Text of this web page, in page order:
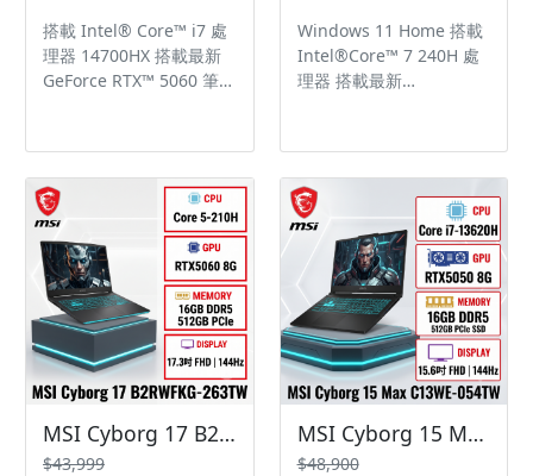
144Hz更新率, 100%
sRGB色域範圍, IPS電競等
級面板 支援 PD 3.0 快
搭載 Intel® Core™ i7 處
理器 14700HX 搭載最新
GeForce RTX™ 5060 筆記
240Hz更新率, 100%
sRGB, IPS等級電競面板
獨立顯卡模式 (MUX設計)
將GPU效能推升至全新境
界 獨家Cooler Boost 5 高
效散熱技術 獨家微星AI智
慧引擎提供AI運算體驗
MSI App Player 軟體，用
電競筆電暢玩手遊 支援播
放高解析音樂 Wi-Fi 6E提
供極速無線網路體驗 原廠
三年保固 Windows 11
Home
Windows 11 Home 搭載
Intel®Core™ 7 240H 處
理器 搭載最新
8GB GDDR7，支援
NVIDIA Blackwell架構、
DLSS 4及 Max-Q 技術 獨
家微星AI智慧引擎針對使
用情境自動切換最佳效能
模式 15吋Full HD
(1920x1080), 144Hz更新
率, 100% sRGB色域範圍,
IPS電競等級面板 支援 PD
3.0 快充，最高可達100W
Wi-Fi 6E支援6GHz頻段，
提供閃電般的連網速度 支
援播放高解析音樂
MSI Cyborg 17 B2RWFKG-263TW 微星輕薄戰鬥電競筆電/Core 5-210H/RTX5060 8G/16GB DDR5/512GB PCIe/17.3吋 FHD 144Hz/W11/四區RGB鍵盤背光/3年保🎈送保護套/滑鼠墊/鍵盤膜🎈
$43,999
MSI Cyborg 15 Max C13WE-054TW 微星輕薄戰鬥電競筆電/i7-13620H/RTX5050 8G/16GB DDR5/512GB PCIe/15.6吋 FHD 144Hz/W11🎈送保護套/滑鼠墊/鍵盤膜🎈
$48,900